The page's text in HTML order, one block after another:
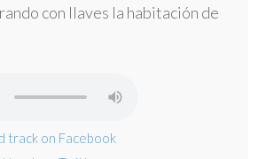
con llaves la habitación de